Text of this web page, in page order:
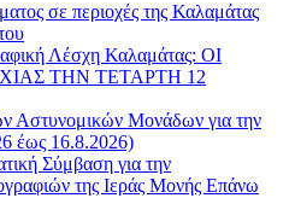
σε περιοχές της Καλαμάτας
Λέσχη Καλαμάτας: ΟΙ
ΤΗΝ ΤΕΤΑΡΤΗ 12
Αστυνομικών Μονάδων για την
έως 16.8.2026)
Σύμβαση για την
της Ιεράς Μονής Επάνω